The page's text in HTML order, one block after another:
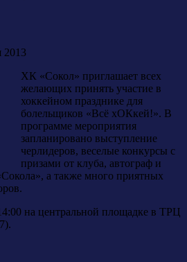
2013
ХК «Сокол» приглашает всех
желающих принять участие в
хоккейном празднике для
болельщиков «Всё хОКкей!». В
программе мероприятия
запланировано выступление
черлидеров, веселые конкурсы с
призами от клуба, автограф и
а также много приятных
на центральной площадке в ТРЦ